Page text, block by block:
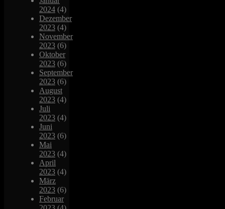
2024 (4)
Dezember
2023 (4)
November
2023 (6)
Oktober
2023 (6)
September
2023 (6)
August
2023 (4)
Juli
2023 (4)
Juni
2023 (6)
Mai
2023 (4)
April
2023 (4)
März
2023 (6)
Februar